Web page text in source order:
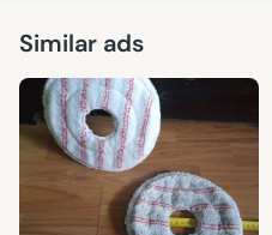
Similar ads